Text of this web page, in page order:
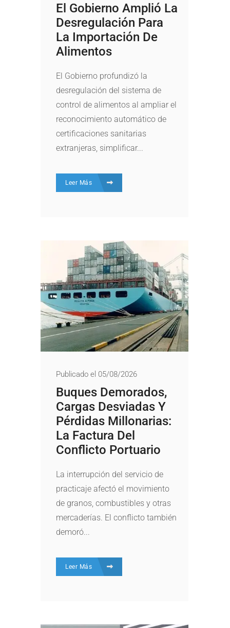
El Gobierno Amplió La
Desregulación Para
La Importación De
Alimentos
El Gobierno profundizó la
desregulación del sistema de
control de alimentos al ampliar el
reconocimiento automático de
certificaciones sanitarias
extranjeras, simplificar...
Leer Más
Publicado el 05/08/2026
Buques Demorados,
Cargas Desviadas Y
Pérdidas Millonarias:
La Factura Del
Conflicto Portuario
La interrupción del servicio de
practicaje afectó el movimiento
de granos, combustibles y otras
mercaderías. El conflicto también
demoró...
Leer Más